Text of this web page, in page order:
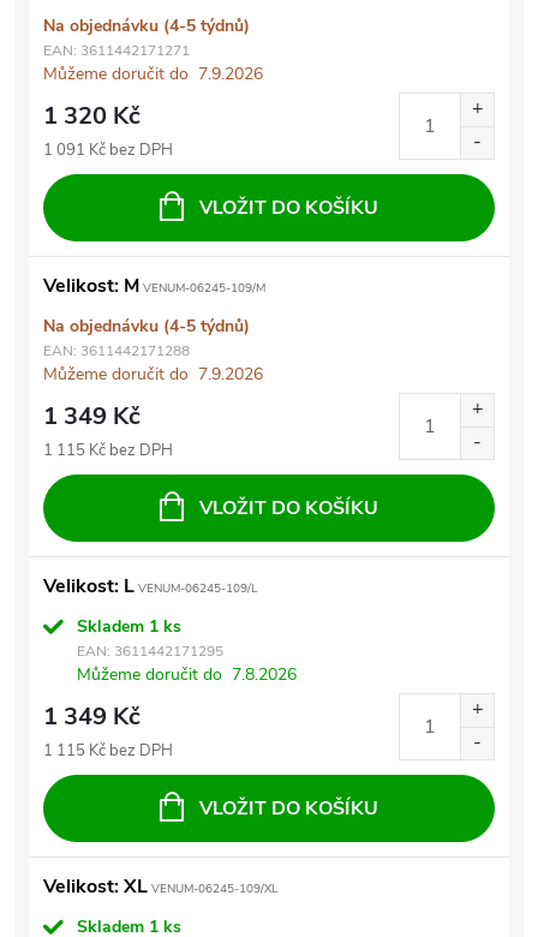
Na objednávku (4-5 týdnů)
EAN: 3611442171271
Můžeme doručit do 7.9.2026
1 320 Kč
1 091 Kč bez DPH
VLOŽIT DO KOŠÍKU
Velikost: M VENUM-06245-109/M
Na objednávku (4-5 týdnů)
EAN: 3611442171288
Můžeme doručit do 7.9.2026
1 349 Kč
1 115 Kč bez DPH
VLOŽIT DO KOŠÍKU
Velikost: L VENUM-06245-109/L
Skladem 1 ks
EAN: 3611442171295
Můžeme doručit do 7.8.2026
1 349 Kč
1 115 Kč bez DPH
VLOŽIT DO KOŠÍKU
Velikost: XL VENUM-06245-109/XL
Skladem 1 ks